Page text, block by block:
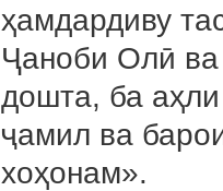
ҳамдардиву
Ҷаноби Олӣ ва
дошта, ба
ҷамил ва
хоҳонам».